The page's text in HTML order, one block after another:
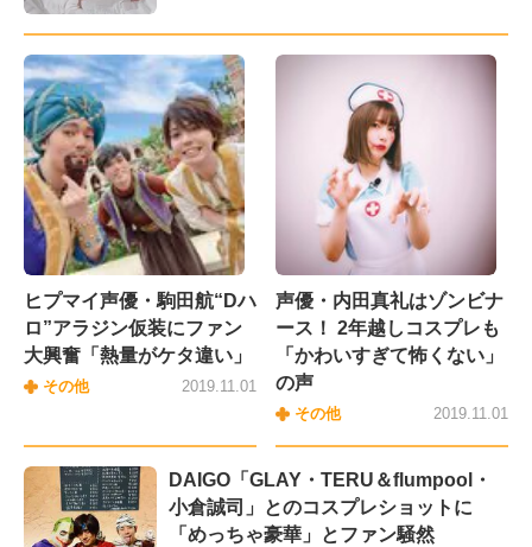
ヒプマイ声優・駒田航“Dハ
ロ”アラジン仮装にファン
大興奮「熱量がケタ違い」
その他 2019.11.01
声優・内田真礼はゾンビナ
ース！ 2年越しコスプレも
「かわいすぎて怖くない」
の声
その他 2019.11.01
DAIGO「GLAY・TERU＆flumpool・
小倉誠司」とのコスプレショットに
「めっちゃ豪華」とファン騒然